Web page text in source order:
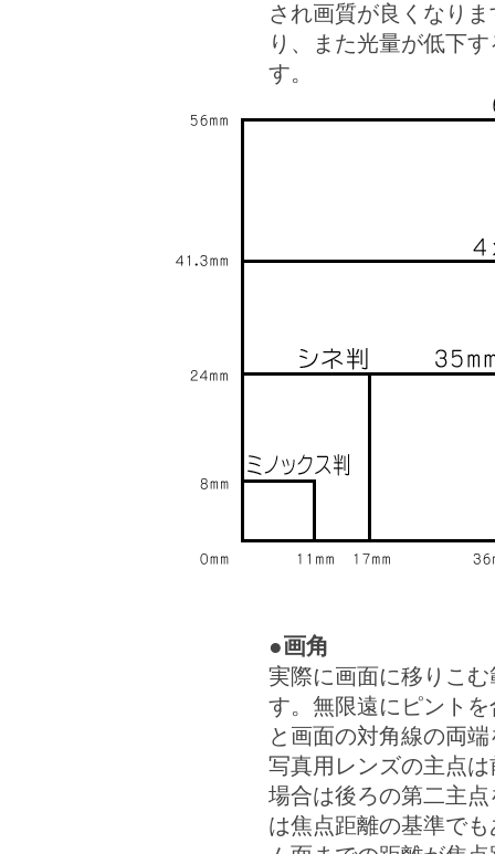
され画質が良くなり
り、また光量が低下
す。
●画角
実際に画面に移りこ
す。無限遠にピント
と画面の対角線の両
写真用レンズの主点
場合は後ろの第二主
は焦点距離の基準で